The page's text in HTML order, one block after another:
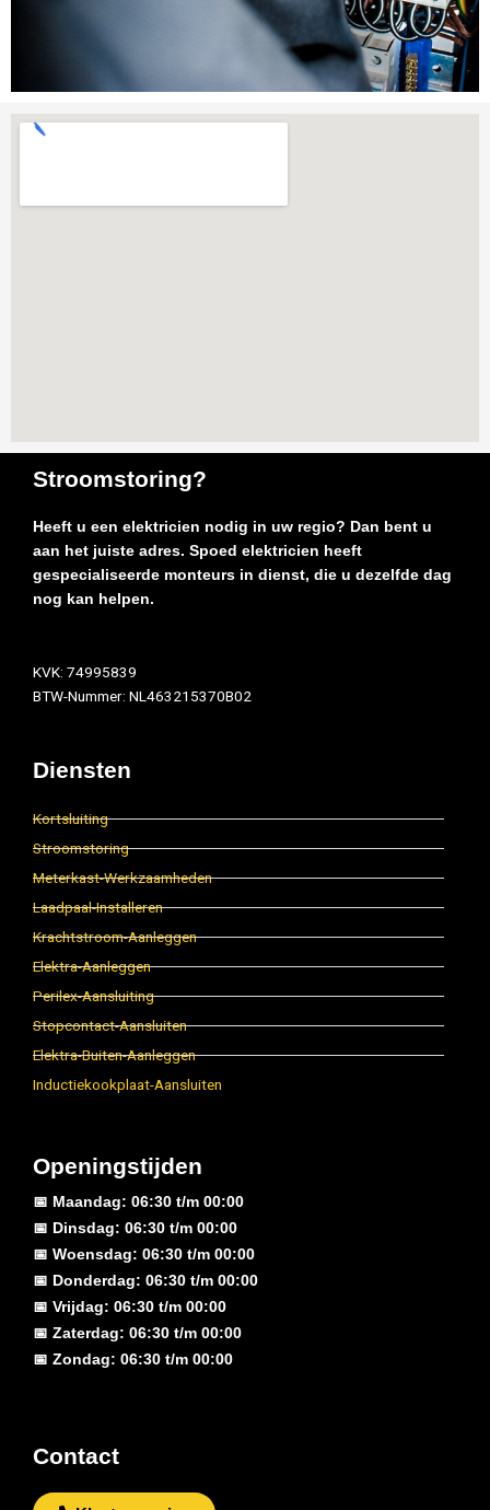
Stroomstoring?
Heeft u een elektricien nodig in uw regio? Dan bent u
aan het juiste adres. Spoed elektricien heeft
gespecialiseerde monteurs in dienst, die u dezelfde dag
nog kan helpen.
KVK: 74995839
BTW-Nummer: NL463215370B02
Diensten
Kortsluiting
Stroomstoring
Meterkast-Werkzaamheden
Laadpaal-Installeren
Krachtstroom-Aanleggen
Elektra-Aanleggen
Perilex-Aansluiting
Stopcontact-Aansluiten
Elektra-Buiten-Aanleggen
Inductiekookplaat-Aansluiten
Openingstijden
📅 Maandag: 06:30 t/m 00:00
📅 Dinsdag: 06:30 t/m 00:00
📅 Woensdag: 06:30 t/m 00:00
📅 Donderdag: 06:30 t/m 00:00
📅 Vrijdag: 06:30 t/m 00:00
📅 Zaterdag: 06:30 t/m 00:00
📅 Zondag: 06:30 t/m 00:00
Contact